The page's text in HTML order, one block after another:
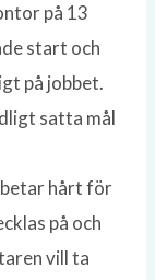
på 13
start och
på jobbet.
satta mål
hårt för
på och
vill ta